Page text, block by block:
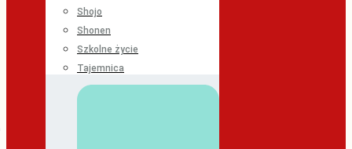
Shojo
Shonen
Szkolne życie
Tajemnica